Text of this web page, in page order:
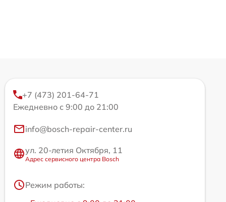
+7 (473) 201-64-71
Ежедневно с 9:00 до 21:00
info@bosch-repair-center.ru
ул. 20-летия Октября, 11
Адрес сервисного центра Bosch
Режим работы: